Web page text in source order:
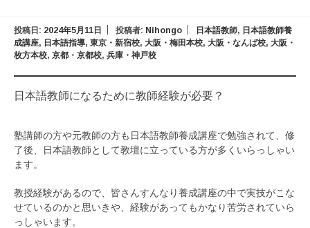
投稿日: 2024年5月11日 投稿者: Nihongo 日本語教師, 日本語教師養
成講座, 日本語指導, 東京・新宿校, 大阪・梅田本校, 大阪・なんば校, 大阪・
枚方本校, 京都・京都校, 兵庫・神戸校
日本語教師になるために教師経験が必要？
塾講師の方や元教師の方も日本語教師養成講座で勉強されて、修
了後、日本語教師として教壇に立っている方が多くいらっしゃい
ます。
教授経験があるので、皆さんすんなり養成講座の中で実技がこな
せているのかと思いきや、経験があってもかなり苦労されていら
っしゃいます。